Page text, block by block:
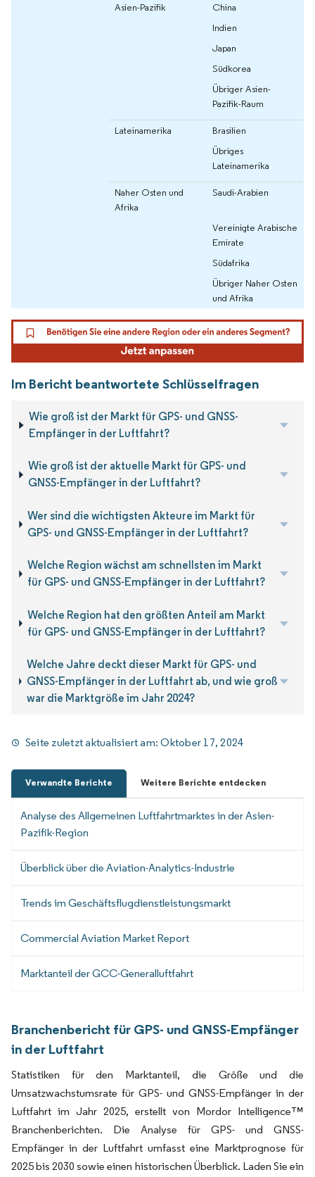
Asien-Pazifik
China
Indien
Japan
Südkorea
Übriger Asien-
Pazifik-Raum
Lateinamerika
Brasilien
Übriges
Lateinamerika
Naher Osten und
Afrika
Saudi-Arabien
Vereinigte Arabische
Emirate
Südafrika
Übriger Naher Osten
und Afrika
Im Bericht beantwortete Schlüsselfragen
Wie groß ist der Markt für GPS- und GNSS-
Empfänger in der Luftfahrt?
Wie groß ist der aktuelle Markt für GPS- und
GNSS-Empfänger in der Luftfahrt?
Wer sind die wichtigsten Akteure im Markt für
GPS- und GNSS-Empfänger in der Luftfahrt?
Welche Region wächst am schnellsten im Markt
für GPS- und GNSS-Empfänger in der Luftfahrt?
Welche Region hat den größten Anteil am Markt
für GPS- und GNSS-Empfänger in der Luftfahrt?
Welche Jahre deckt dieser Markt für GPS- und
GNSS-Empfänger in der Luftfahrt ab, und wie groß
war die Marktgröße im Jahr 2024?
Seite zuletzt aktualisiert am:Oktober 17, 2024
Verwandte Berichte Weitere Berichte entdecken
Analyse des Allgemeinen Luftfahrtmarktes in der Asien-
Pazifik-Region
Überblick über die Aviation-Analytics-Industrie
Trends im Geschäftsflugdienstleistungsmarkt
Commercial Aviation Market Report
Marktanteil der GCC-Generalluftfahrt
Branchenbericht für GPS- und GNSS-Empfänger
in der Luftfahrt
Statistiken für den Marktanteil, die Größe und die
Umsatzwachstumsrate für GPS- und GNSS-Empfänger in der
Luftfahrt im Jahr 2025, erstellt von Mordor Intelligence™
Branchenberichten. Die Analyse für GPS- und GNSS-
Empfänger in der Luftfahrt umfasst eine Marktprognose für
2025 bis 2030 sowie einen historischen Überblick. Laden Sie ein